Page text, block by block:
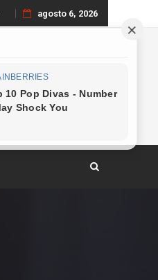
agosto 6, 2026